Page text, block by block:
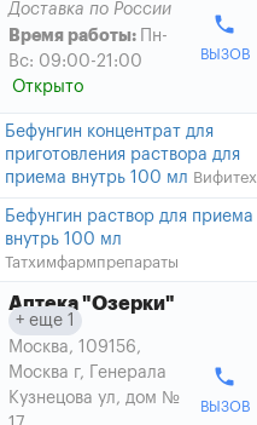
Доставка по России
Время работы:
Пн-
Вс: 09:00-21:00
Открыто
phone
ВЫЗОВ
Бефунгин концентрат для
приготовления раствора для
приема внутрь 100 мл Вифитех
Бефунгин раствор для приема
внутрь 100 мл
Татхимфармпрепараты
Аптека "Озерки"
еще 1
Москва, 109156,
Москва г, Генерала
Кузнецова ул, дом №
phone
ВЫЗОВ